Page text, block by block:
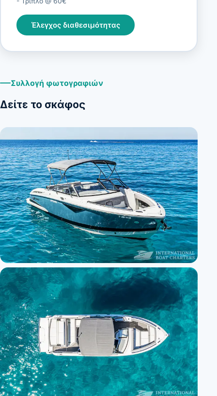
Έλεγχος διαθεσιμότητας
Συλλογή φωτογραφιών
Δείτε το σκάφος